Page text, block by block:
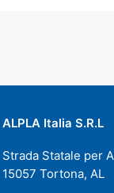
ALPLA Italia S.R.L
Strada Statale per
15057 Tortona, AL